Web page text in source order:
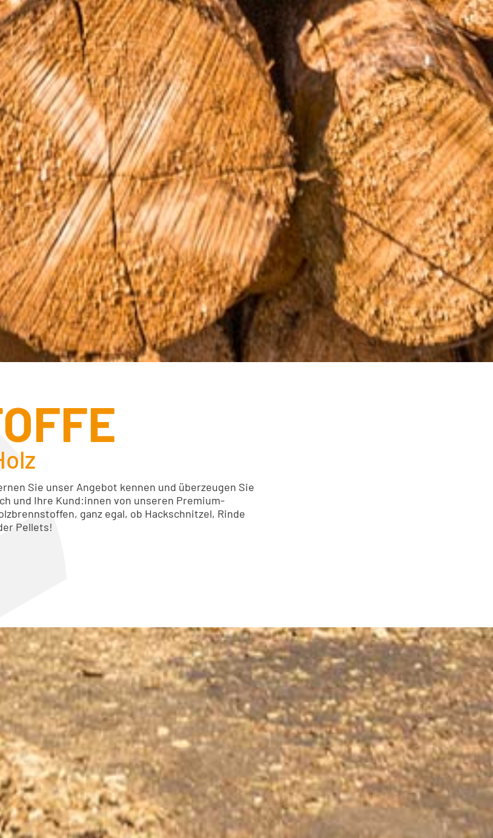
Sie unser Angebot kennen und überzeugen Sie
und Ihre Kund:innen von unseren Premium-
ganz egal, ob Hackschnitzel, Rinde
Pellets!